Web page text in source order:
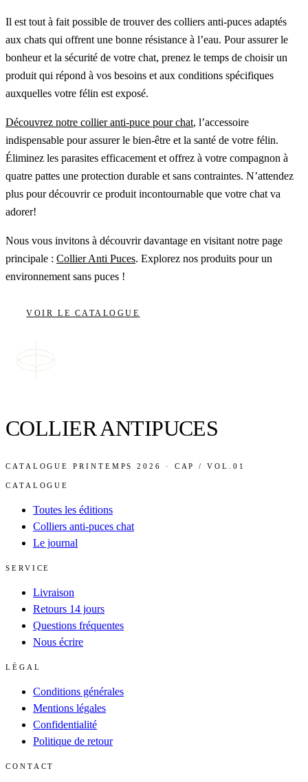
Il est tout à fait possible de trouver des colliers anti-puces adaptés
aux chats qui offrent une bonne résistance à l’eau. Pour assurer le
bonheur et la sécurité de votre chat, prenez le temps de choisir un
produit qui répond à vos besoins et aux conditions spécifiques
auxquelles votre félin est exposé.
Découvrez notre collier anti-puce pour chat, l’accessoire
indispensable pour assurer le bien-être et la santé de votre félin.
Éliminez les parasites efficacement et offrez à votre compagnon à
quatre pattes une protection durable et sans contraintes. N’attendez
plus pour découvrir ce produit incontournable que votre chat va
adorer!
Nous vous invitons à découvrir davantage en visitant notre page
principale : Collier Anti Puces. Explorez nos produits pour un
environnement sans puces !
VOIR LE CATALOGUE
COLLIER ANTIPUCES
CATALOGUE PRINTEMPS 2026 · CAP / VOL.01
CATALOGUE
Toutes les éditions
Colliers anti-puces chat
Le journal
SERVICE
Livraison
Retours 14 jours
Questions fréquentes
Nous écrire
LÉGAL
Conditions générales
Mentions légales
Confidentialité
Politique de retour
CONTACT